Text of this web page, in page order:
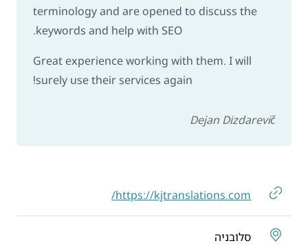
terminology and are opened to discuss the
keywords and help with SEO.
Great experience working with them. I will
surely use their services again!
Dejan Dizdarevič
https://kjtranslations.com/
סלובניה